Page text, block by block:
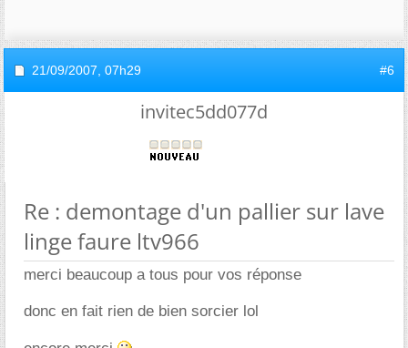
21/09/2007, 07h29 #6
invitec5dd077d
Re : demontage d'un pallier sur lave
linge faure ltv966
merci beaucoup a tous pour vos réponse
donc en fait rien de bien sorcier lol